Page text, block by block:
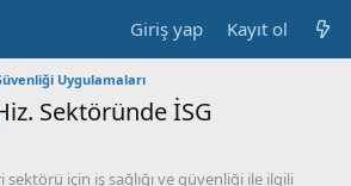
Giriş yap Kayıt ol
Uygulamaları
Sektöründe İSG
için iş sağlığı ve güvenliği ile ilgili